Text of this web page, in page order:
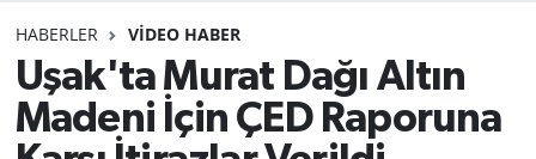
HABERLER VIDEO HABER
Uşak'ta Murat Dağı Altın
Madeni İçin ÇED Raporuna
Tüm Manşetler
Son Dakika Haberleri